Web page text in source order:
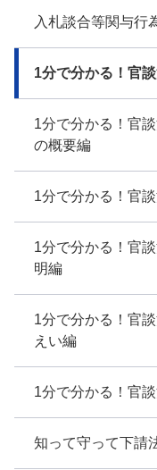
入札談合等関与行
1分で分かる！官
1分で分かる！官
の概要編
1分で分かる！官
1分で分かる！官
明編
1分で分かる！官
えい編
1分で分かる！官
知って守って下請